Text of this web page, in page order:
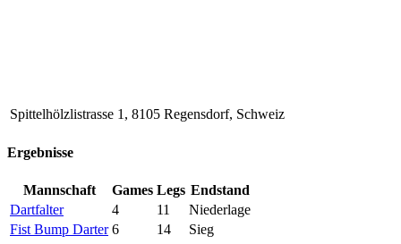
Spittelhölzlistrasse 1, 8105 Regensdorf, Schweiz
Ergebnisse
Mannschaft Games Legs Endstand
Dartfalter
4 11
Niederlage
Fist Bump Darter 6 14 Sieg